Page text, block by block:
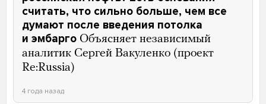
считать, что сильно больше, чем все
думают после введения потолка
и эмбарго Объясняет независимый
аналитик Сергей Вакуленко (проект
Re:Russia)
4 года назад